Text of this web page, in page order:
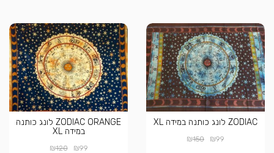
ZODIAC לונג כותנה במידה XL
₪99
₪150
ZODIAC ORANGE לונג כותנה
במידה XL
₪99
₪120